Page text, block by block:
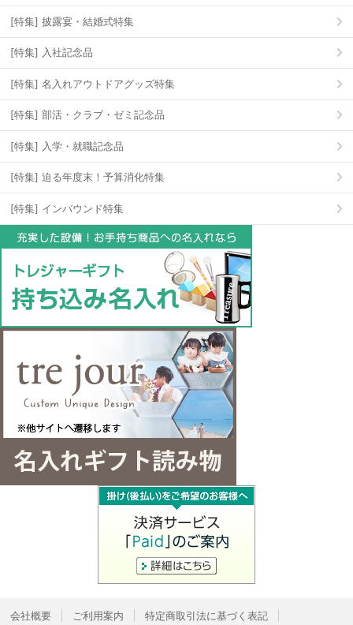
[特集] 披露宴・結婚式特集
[特集] 入社記念品
[特集] 名入れアウトドアグッズ特集
[特集] 部活・クラブ・ゼミ記念品
[特集] 入学・就職記念品
[特集] 迫る年度末！予算消化特集
[特集] インバウンド特集
会社概要 ご利用案内 特定商取引法に基づく表記